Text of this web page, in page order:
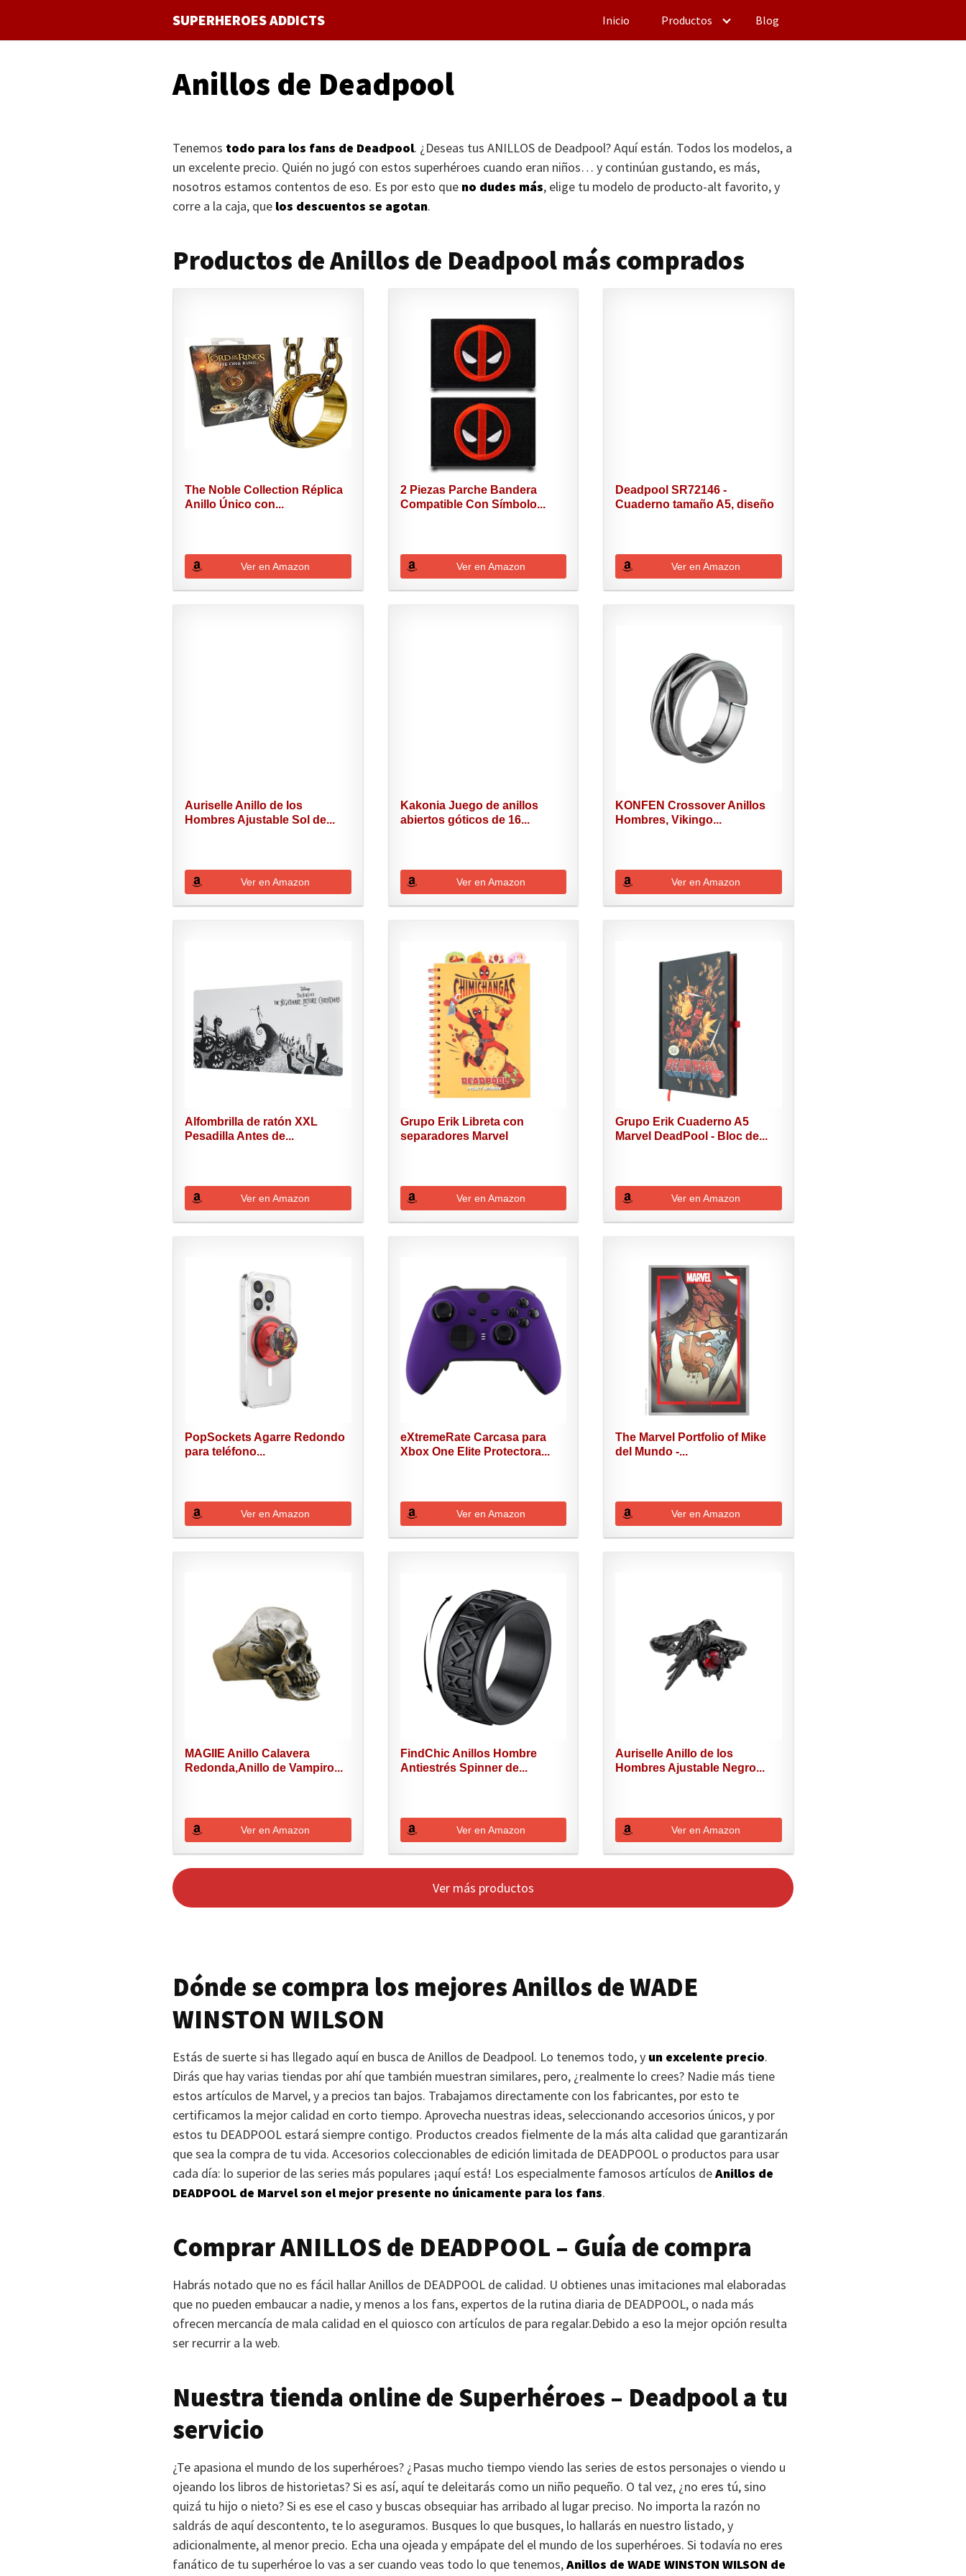
contenido
SUPERHEROES ADDICTS Inicio Productos Blog
Anillos de Deadpool
Tenemos todo para los fans de Deadpool. ¿Deseas tus ANILLOS de Deadpool? Aquí están. Todos los modelos, a
un excelente precio. Quién no jugó con estos superhéroes cuando eran niños… y continúan gustando, es más,
nosotros estamos contentos de eso. Es por esto que no dudes más, elige tu modelo de producto-alt favorito, y
corre a la caja, que los descuentos se agotan.
Productos de Anillos de Deadpool más comprados
The Noble Collection Réplica
Anillo Único con...
Ver en Amazon
2 Piezas Parche Bandera
Compatible Con Símbolo...
Ver en Amazon
Deadpool SR72146 -
Cuaderno tamaño A5, diseño
Ver en Amazon
Auriselle Anillo de los
Hombres Ajustable Sol de...
Ver en Amazon
Kakonia Juego de anillos
abiertos góticos de 16...
Ver en Amazon
KONFEN Crossover Anillos
Hombres, Vikingo...
Ver en Amazon
Alfombrilla de ratón XXL
Pesadilla Antes de...
Ver en Amazon
Grupo Erik Libreta con
separadores Marvel
Ver en Amazon
Grupo Erik Cuaderno A5
Marvel DeadPool - Bloc de...
Ver en Amazon
PopSockets Agarre Redondo
para teléfono...
Ver en Amazon
eXtremeRate Carcasa para
Xbox One Elite Protectora...
Ver en Amazon
The Marvel Portfolio of Mike
del Mundo -...
Ver en Amazon
MAGIIE Anillo Calavera
Redonda,Anillo de Vampiro...
Ver en Amazon
FindChic Anillos Hombre
Antiestrés Spinner de...
Ver en Amazon
Auriselle Anillo de los
Hombres Ajustable Negro...
Ver en Amazon
Ver más productos
Dónde se compra los mejores Anillos deWADE
WINSTON WILSON
Estás de suerte si has llegado aquí en busca de Anillos de Deadpool. Lo tenemos todo, y un excelente precio.
Dirás que hay varias tiendas por ahí que también muestran similares, pero, ¿realmente lo crees? Nadie más tiene
estos artículos de Marvel, y a precios tan bajos. Trabajamos directamente con los fabricantes, por esto te
certificamos la mejor calidad en corto tiempo. Aprovecha nuestras ideas, seleccionando accesorios únicos, y por
estos tu DEADPOOL estará siempre contigo. Productos creados fielmente de la más alta calidad que garantizarán
que sea la compra de tu vida. Accesorios coleccionables de edición limitada de DEADPOOL o productos para usar
cada día: lo superior de las series más populares ¡aquí está! Los especialmente famosos artículos deAnillos de
DEADPOOL de Marvel son el mejor presente no únicamente para los fans.
ComprarANILLOS de DEADPOOL – Guía de compra
Habrás notado que no es fácil hallar Anillos de DEADPOOL de calidad. U obtienes unas imitaciones mal elaboradas
que no pueden embaucar a nadie, y menos a los fans, expertos de la rutina diaria de DEADPOOL, o nada más
ofrecen mercancía de mala calidad en el quiosco con artículos de para regalar.Debido a eso la mejor opción resulta
ser recurrir a la web.
Nuestra tienda online de Superhéroes – Deadpool a tu
servicio
¿Te apasiona el mundo de los superhéroes? ¿Pasas mucho tiempo viendo las series de estos personajes o viendo u
ojeando los libros de historietas? Si es así, aquí te deleitarás como un niño pequeño. O tal vez, ¿no eres tú, sino
quizá tu hijo o nieto? Si es ese el caso y buscas obsequiar has arribado al lugar preciso. No importa la razón no
saldrás de aquí descontento, te lo aseguramos. Busques lo que busques, lo hallarás en nuestro listado, y
adicionalmente, al menor precio. Echa una ojeada y empápate del el mundo de los superhéroes. Si todavía no eres
fanático de tu superhéroe lo vas a ser cuando veas todo lo que tenemos,Anillos de WADE WINSTON WILSON de